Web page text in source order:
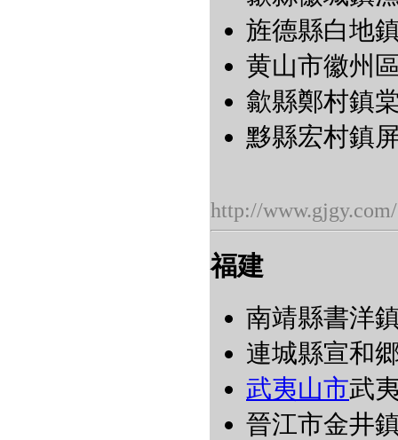
旌德縣白地
黄山市徽州
歙縣鄭村鎮
黟縣宏村鎮
http://www.gjgy.com/
福建
南靖縣書洋
連城縣宣和
武夷山市武
晉江市金井